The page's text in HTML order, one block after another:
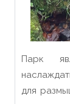
Парк
для